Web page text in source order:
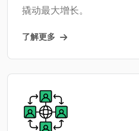
撬动最大增长。
了解更多